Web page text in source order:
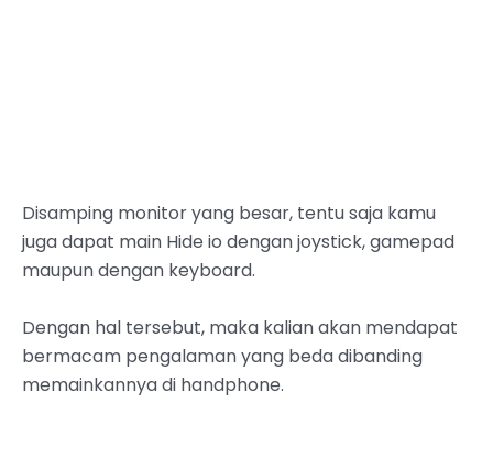
Disamping monitor yang besar, tentu saja kamu
juga dapat main Hide io dengan joystick, gamepad
maupun dengan keyboard.
Dengan hal tersebut, maka kalian akan mendapat
bermacam pengalaman yang beda dibanding
memainkannya di handphone.